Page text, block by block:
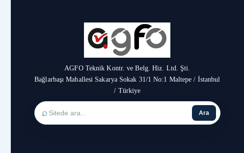
AGFO Teknik Kontr. ve Belg. Hiz. Ltd. Şti.
Bağlarbaşı Mahallesi Sakarya Sokak 31/1 No:1 Maltepe / İstanbul
/ Türkiye
⌕ Ara